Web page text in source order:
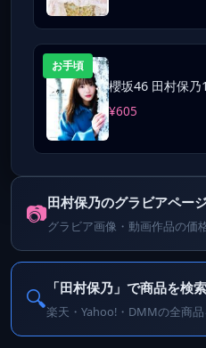
お手頃
櫻坂46 田村保
¥605
📷田村保乃のグラビアペー
グラビア画像・動画作品の価
🔍 「田村保乃」で商品を検索
楽天・Yahoo!・DMMの全商